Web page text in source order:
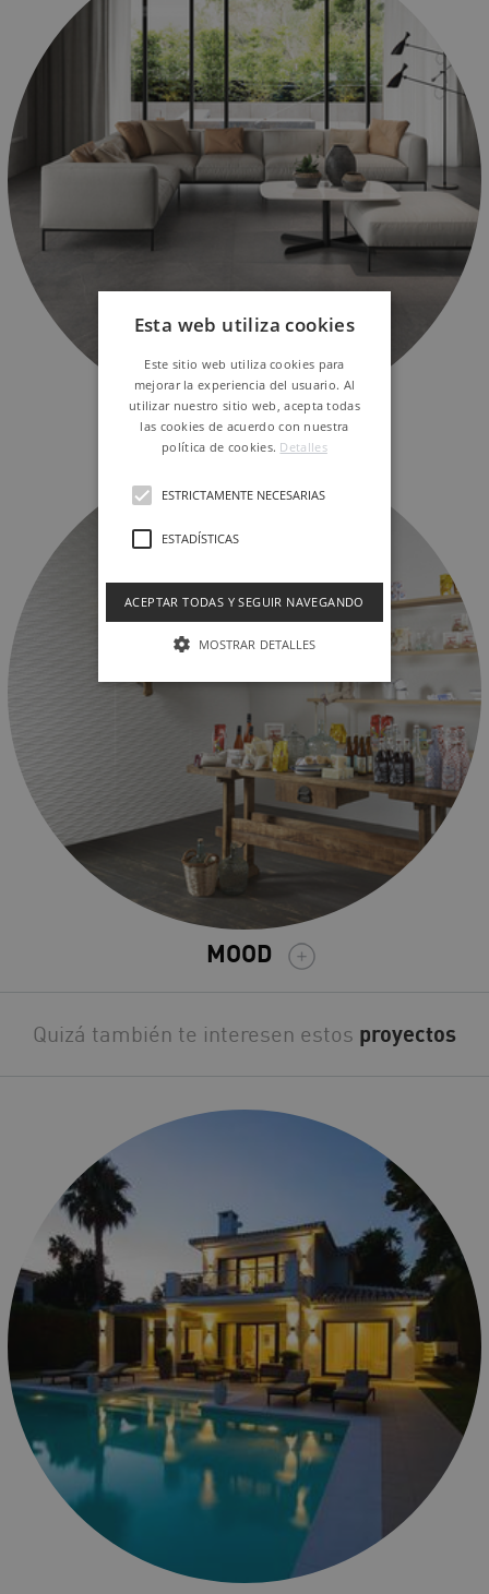
MIXIT
MOOD
Quizá también te interesen estos proyectos
Esta web utiliza cookies
Este sitio web utiliza cookies para
mejorar la experiencia del usuario. Al
utilizar nuestro sitio web, acepta todas
las cookies de acuerdo con nuestra
política de cookies. Detalles
ESTRICTAMENTE NECESARIAS
ESTADÍSTICAS
ACEPTAR TODAS Y SEGUIR NAVEGANDO
MOSTRAR DETALLES